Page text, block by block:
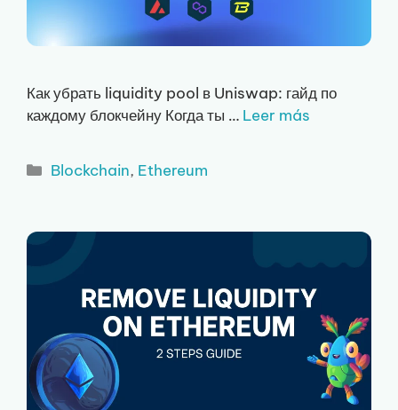
Как убрать liquidity pool в Uniswap: гайд по
каждому блокчейну Когда ты … Leer más
Рубрики
Blockchain, Ethereum